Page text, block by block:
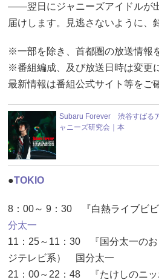
――翌日にジャニーズアイドルが
届けします。見逃さないように、
※一部を除き、首都圏の放送情報
※番組編成、及び放送日時は変更
最新情報は番組公式サイト等をご
Subaru Forever 渋谷すばる
ャニーズ研究会｜本
●TOKIO
8：00～ 9：30 『白熱ライブビ
分太一
11：25～11：30 『国分太一のお
ジテレビ系） 国分太一
21：00～22：48 『たけしのニ